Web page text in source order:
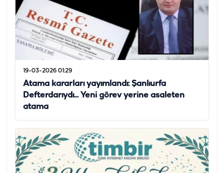
19-03-2026 01:29
Atama kararları yayımlandı: Şanlıurfa
Defterdarıydı... Yeni görev yerine asaleten
atama